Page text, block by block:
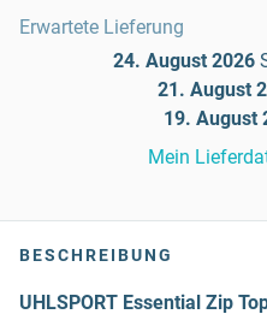
Erwartete Lieferung
24. August 2026
21. August
19. August
Mein
BESCHREIBUNG
UHLSPORT Essential Zip